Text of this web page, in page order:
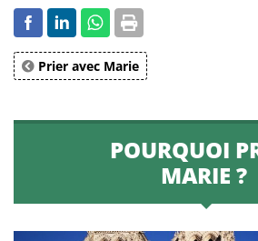
Prier avec Marie
POURQUOI
MARIE ?